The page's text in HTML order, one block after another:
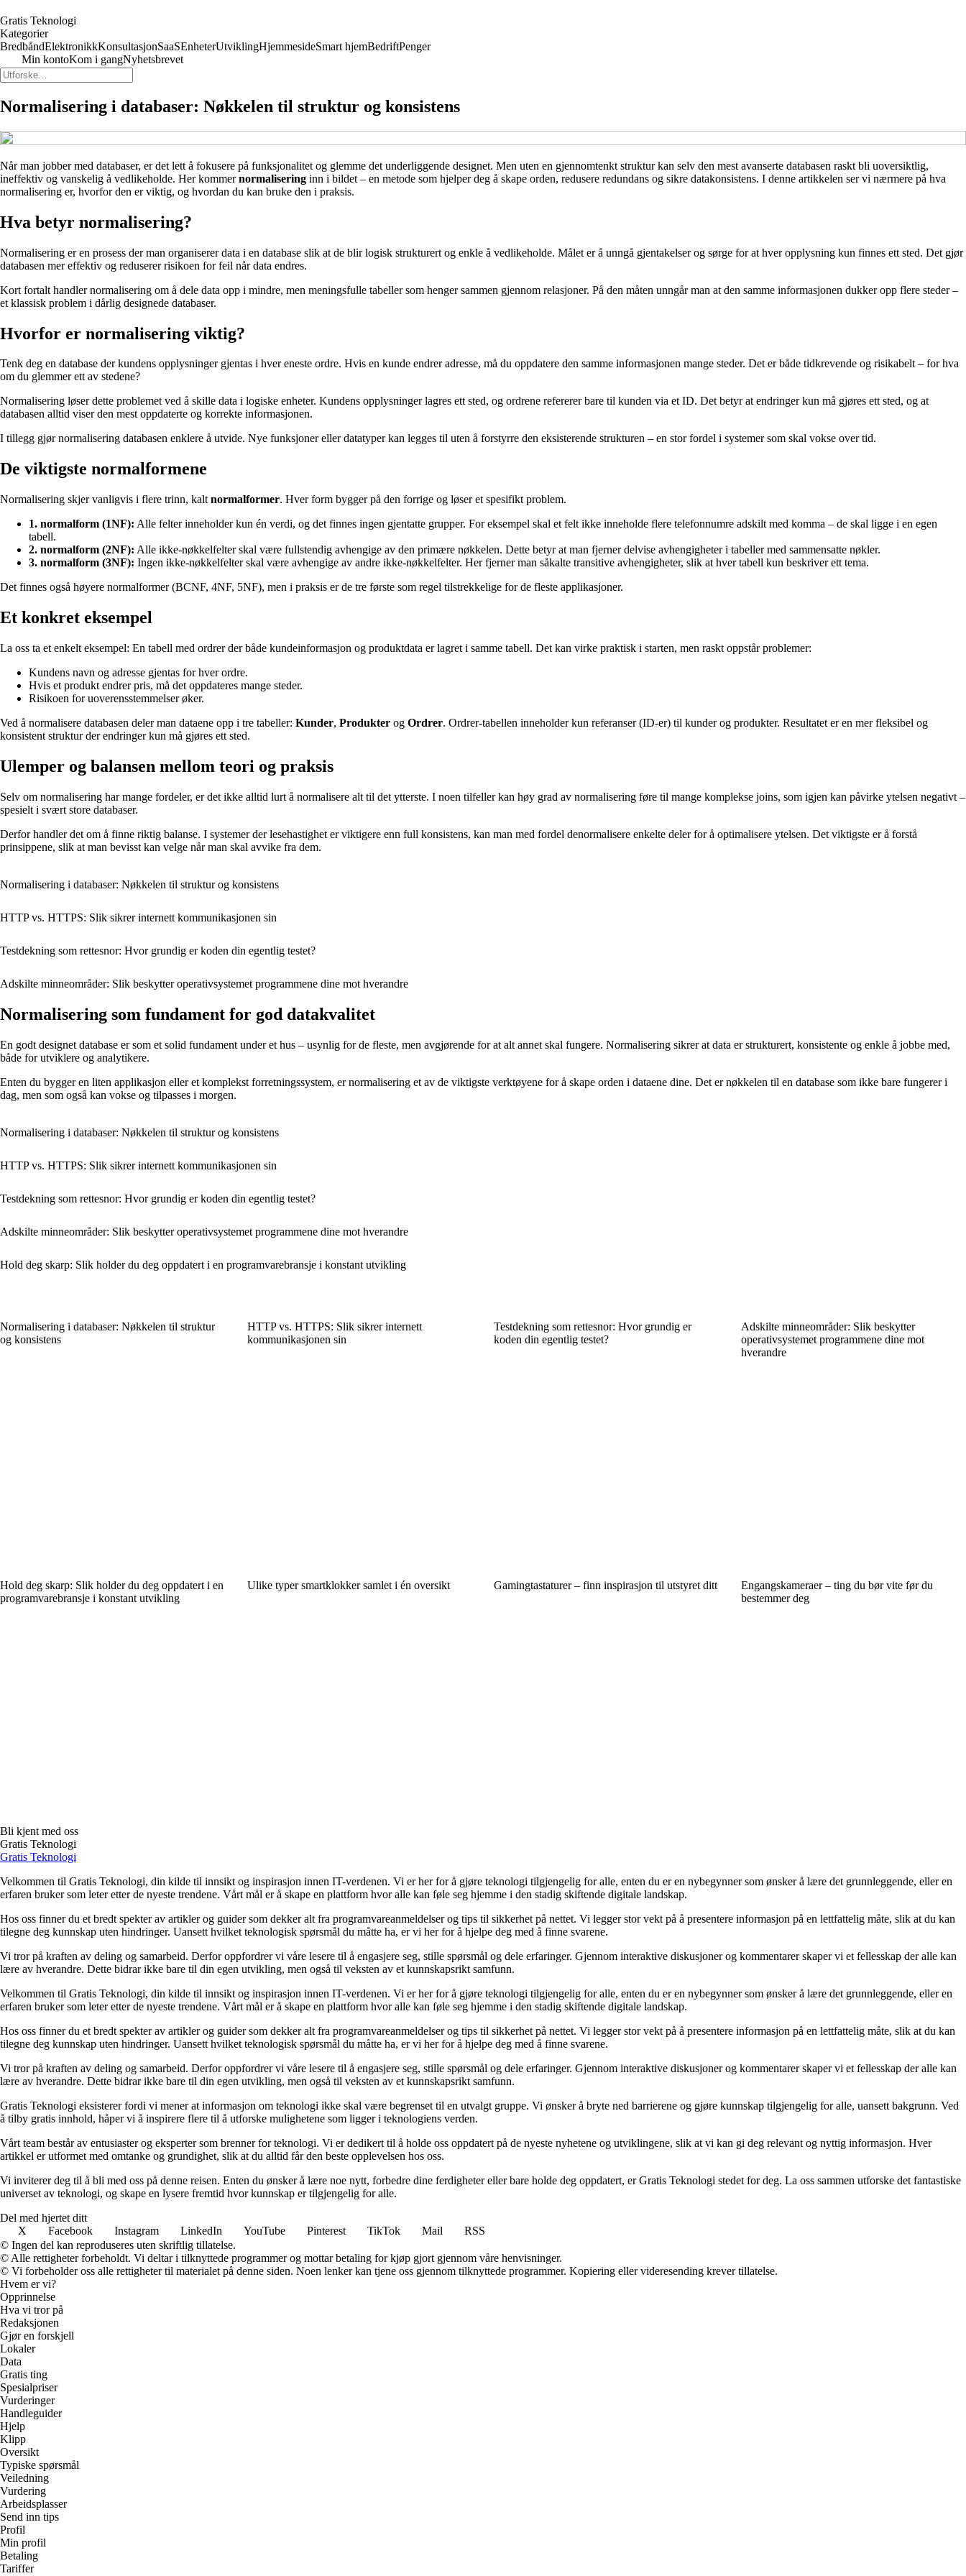
Gratis Teknologi
Kategorier
BredbåndElektronikkKonsultasjonSaaSEnheterUtviklingHjemmesideSmart hjemBedriftPenger
Min kontoKom i gangNyhetsbrevet
Normalisering i databaser: Nøkkelen til struktur og konsistens
Når man jobber med databaser, er det lett å fokusere på funksjonalitet og glemme det underliggende designet. Men uten en gjennomtenkt struktur kan selv den mest avanserte databasen raskt bli uoversiktlig,
ineffektiv og vanskelig å vedlikeholde. Her kommernormalisering inn i bildet – en metode som hjelper deg å skape orden, redusere redundans og sikre datakonsistens. I denne artikkelen ser vi nærmere på hva
normalisering er, hvorfor den er viktig, og hvordan du kan bruke den i praksis.
Hva betyr normalisering?
Normalisering er en prosess der man organiserer data i en database slik at de blir logisk strukturert og enkle å vedlikeholde. Målet er å unngå gjentakelser og sørge for at hver opplysning kun finnes ett sted. Det gjør
databasen mer effektiv og reduserer risikoen for feil når data endres.
Kort fortalt handler normalisering om å dele data opp i mindre, men meningsfulle tabeller som henger sammen gjennom relasjoner. På den måten unngår man at den samme informasjonen dukker opp flere steder –
et klassisk problem i dårlig designede databaser.
Hvorfor er normalisering viktig?
Tenk deg en database der kundens opplysninger gjentas i hver eneste ordre. Hvis en kunde endrer adresse, må du oppdatere den samme informasjonen mange steder. Det er både tidkrevende og risikabelt – for hva
om du glemmer ett av stedene?
Normalisering løser dette problemet ved å skille data i logiske enheter. Kundens opplysninger lagres ett sted, og ordrene refererer bare til kunden via et ID. Det betyr at endringer kun må gjøres ett sted, og at
databasen alltid viser den mest oppdaterte og korrekte informasjonen.
I tillegg gjør normalisering databasen enklere å utvide. Nye funksjoner eller datatyper kan legges til uten å forstyrre den eksisterende strukturen – en stor fordel i systemer som skal vokse over tid.
De viktigste normalformene
Normalisering skjer vanligvis i flere trinn, kalt normalformer. Hver form bygger på den forrige og løser et spesifikt problem.
1. normalform (1NF): Alle felter inneholder kun én verdi, og det finnes ingen gjentatte grupper. For eksempel skal et felt ikke inneholde flere telefonnumre adskilt med komma – de skal ligge i en egen
tabell.
2. normalform (2NF): Alle ikke-nøkkelfelter skal være fullstendig avhengige av den primære nøkkelen. Dette betyr at man fjerner delvise avhengigheter i tabeller med sammensatte nøkler.
3. normalform (3NF): Ingen ikke-nøkkelfelter skal være avhengige av andre ikke-nøkkelfelter. Her fjerner man såkalte transitive avhengigheter, slik at hver tabell kun beskriver ett tema.
Det finnes også høyere normalformer (BCNF, 4NF, 5NF), men i praksis er de tre første som regel tilstrekkelige for de fleste applikasjoner.
Et konkret eksempel
La oss ta et enkelt eksempel: En tabell med ordrer der både kundeinformasjon og produktdata er lagret i samme tabell. Det kan virke praktisk i starten, men raskt oppstår problemer:
Kundens navn og adresse gjentas for hver ordre.
Hvis et produkt endrer pris, må det oppdateres mange steder.
Risikoen for uoverensstemmelser øker.
Ved å normalisere databasen deler man dataene opp i tre tabeller: Kunder, Produkter og Ordrer. Ordrer-tabellen inneholder kun referanser (ID-er) til kunder og produkter. Resultatet er en mer fleksibel og
konsistent struktur der endringer kun må gjøres ett sted.
Ulemper og balansen mellom teori og praksis
Selv om normalisering har mange fordeler, er det ikke alltid lurt å normalisere alt til det ytterste. I noen tilfeller kan høy grad av normalisering føre til mange komplekse joins, som igjen kan påvirke ytelsen negativt –
spesielt i svært store databaser.
Derfor handler det om å finne riktig balanse. I systemer der lesehastighet er viktigere enn full konsistens, kan man med fordel denormalisere enkelte deler for å optimalisere ytelsen. Det viktigste er å forstå
prinsippene, slik at man bevisst kan velge når man skal avvike fra dem.
Normalisering i databaser: Nøkkelen til struktur og konsistens
HTTP vs. HTTPS: Slik sikrer internett kommunikasjonen sin
Testdekning som rettesnor: Hvor grundig er koden din egentlig testet?
Adskilte minneområder: Slik beskytter operativsystemet programmene dine mot hverandre
Normalisering som fundament for god datakvalitet
En godt designet database er som et solid fundament under et hus – usynlig for de fleste, men avgjørende for at alt annet skal fungere. Normalisering sikrer at data er strukturert, konsistente og enkle å jobbe med,
både for utviklere og analytikere.
Enten du bygger en liten applikasjon eller et komplekst forretningssystem, er normalisering et av de viktigste verktøyene for å skape orden i dataene dine. Det er nøkkelen til en database som ikke bare fungerer i
dag, men som også kan vokse og tilpasses i morgen.
Normalisering i databaser: Nøkkelen til struktur og konsistens
HTTP vs. HTTPS: Slik sikrer internett kommunikasjonen sin
Testdekning som rettesnor: Hvor grundig er koden din egentlig testet?
Adskilte minneområder: Slik beskytter operativsystemet programmene dine mot hverandre
Hold deg skarp: Slik holder du deg oppdatert i en programvarebransje i konstant utvikling
Normalisering i databaser: Nøkkelen til struktur
og konsistens
HTTP vs. HTTPS: Slik sikrer internett
kommunikasjonen sin
Testdekning som rettesnor: Hvor grundig er
koden din egentlig testet?
Adskilte minneområder: Slik beskytter
operativsystemet programmene dine mot
hverandre
Hold deg skarp: Slik holder du deg oppdatert i en
programvarebransje i konstant utvikling
Ulike typer smartklokker samlet i én oversikt Gamingtastaturer – finn inspirasjon til utstyret ditt
Engangskameraer – ting du bør vite før du
bestemmer deg
Bli kjent med oss
Gratis Teknologi
Gratis Teknologi
Velkommen til Gratis Teknologi, din kilde til innsikt og inspirasjon innen IT-verdenen. Vi er her for å gjøre teknologi tilgjengelig for alle, enten du er en nybegynner som ønsker å lære det grunnleggende, eller en
erfaren bruker som leter etter de nyeste trendene. Vårt mål er å skape en plattform hvor alle kan føle seg hjemme i den stadig skiftende digitale landskap.
Hos oss finner du et bredt spekter av artikler og guider som dekker alt fra programvareanmeldelser og tips til sikkerhet på nettet. Vi legger stor vekt på å presentere informasjon på en lettfattelig måte, slik at du kan
tilegne deg kunnskap uten hindringer. Uansett hvilket teknologisk spørsmål du måtte ha, er vi her for å hjelpe deg med å finne svarene.
Vi tror på kraften av deling og samarbeid. Derfor oppfordrer vi våre lesere til å engasjere seg, stille spørsmål og dele erfaringer. Gjennom interaktive diskusjoner og kommentarer skaper vi et fellesskap der alle kan
lære av hverandre. Dette bidrar ikke bare til din egen utvikling, men også til veksten av et kunnskapsrikt samfunn.
Velkommen til Gratis Teknologi, din kilde til innsikt og inspirasjon innen IT-verdenen. Vi er her for å gjøre teknologi tilgjengelig for alle, enten du er en nybegynner som ønsker å lære det grunnleggende, eller en
erfaren bruker som leter etter de nyeste trendene. Vårt mål er å skape en plattform hvor alle kan føle seg hjemme i den stadig skiftende digitale landskap.
Hos oss finner du et bredt spekter av artikler og guider som dekker alt fra programvareanmeldelser og tips til sikkerhet på nettet. Vi legger stor vekt på å presentere informasjon på en lettfattelig måte, slik at du kan
tilegne deg kunnskap uten hindringer. Uansett hvilket teknologisk spørsmål du måtte ha, er vi her for å hjelpe deg med å finne svarene.
Vi tror på kraften av deling og samarbeid. Derfor oppfordrer vi våre lesere til å engasjere seg, stille spørsmål og dele erfaringer. Gjennom interaktive diskusjoner og kommentarer skaper vi et fellesskap der alle kan
lære av hverandre. Dette bidrar ikke bare til din egen utvikling, men også til veksten av et kunnskapsrikt samfunn.
Gratis Teknologi eksisterer fordi vi mener at informasjon om teknologi ikke skal være begrenset til en utvalgt gruppe. Vi ønsker å bryte ned barrierene og gjøre kunnskap tilgjengelig for alle, uansett bakgrunn. Ved
å tilby gratis innhold, håper vi å inspirere flere til å utforske mulighetene som ligger i teknologiens verden.
Vårt team består av entusiaster og eksperter som brenner for teknologi. Vi er dedikert til å holde oss oppdatert på de nyeste nyhetene og utviklingene, slik at vi kan gi deg relevant og nyttig informasjon. Hver
artikkel er utformet med omtanke og grundighet, slik at du alltid får den beste opplevelsen hos oss.
Vi inviterer deg til å bli med oss på denne reisen. Enten du ønsker å lære noe nytt, forbedre dine ferdigheter eller bare holde deg oppdatert, er Gratis Teknologi stedet for deg. La oss sammen utforske det fantastiske
universet av teknologi, og skape en lysere fremtid hvor kunnskap er tilgjengelig for alle.
Del med hjertet ditt
X
Facebook Instagram LinkedIn YouTube Pinterest TikTok Mail
RSS
© Ingen del kan reproduseres uten skriftlig tillatelse.
© Alle rettigheter forbeholdt. Vi deltar i tilknyttede programmer og mottar betaling for kjøp gjort gjennom våre henvisninger.
© Vi forbeholder oss alle rettigheter til materialet på denne siden. Noen lenker kan tjene oss gjennom tilknyttede programmer. Kopiering eller videresending krever tillatelse.
Hvem er vi?
Opprinnelse
Hva vi tror på
Redaksjonen
Gjør en forskjell
Lokaler
Data
Gratis ting
Spesialpriser
Vurderinger
Handleguider
Hjelp
Klipp
Oversikt
Typiske spørsmål
Veiledning
Vurdering
Arbeidsplasser
Send inn tips
Profil
Min profil
Betaling
Tariffer